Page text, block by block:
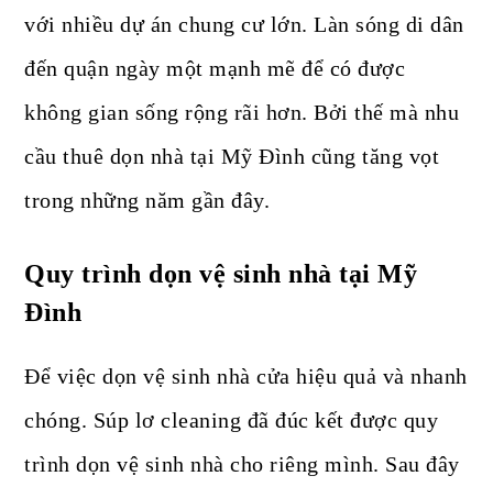
với nhiều dự án chung cư lớn. Làn sóng di dân
đến quận ngày một mạnh mẽ để có được
không gian sống rộng rãi hơn. Bởi thế mà nhu
cầu thuê dọn nhà tại Mỹ Đình cũng tăng vọt
trong những năm gần đây.
Quy trình dọn vệ sinh nhà tại Mỹ
Đình
Để việc dọn vệ sinh nhà cửa hiệu quả và nhanh
chóng. Súp lơ cleaning đã đúc kết được quy
trình dọn vệ sinh nhà cho riêng mình. Sau đây